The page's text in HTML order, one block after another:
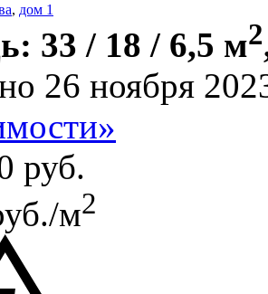
, дом 1
33 / 18 / 6,5 м2
26 ноября
руб.
м2